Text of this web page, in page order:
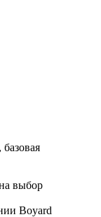
выбор
Boyard